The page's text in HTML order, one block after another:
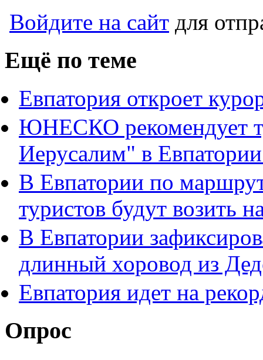
Войдите на сайт для
Ещё по теме
Евпатория откроет
ЮНЕСКО рекомендует
Иерусалим" в
В Евпатории по
туристов будут возить
В Евпатории
длинный хоровод из
Евпатория идет на
Опрос